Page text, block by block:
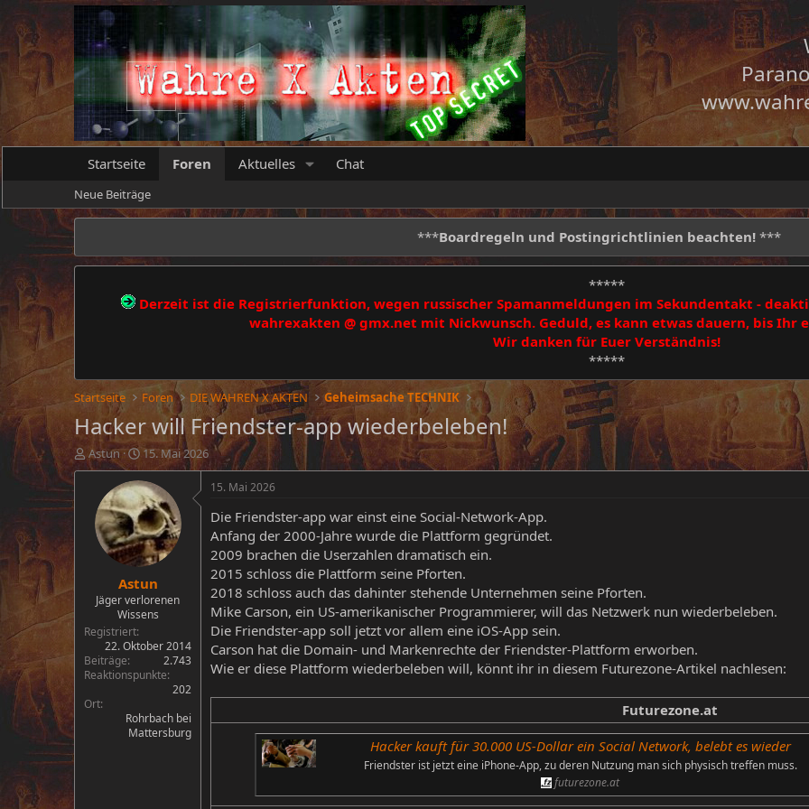
Startseite Foren Aktuelles Chat
Neue Beiträge
***Boardregeln und Postingrichtlinien beachten! ***
*****
Derzeit ist die Registrierfunktion, wegen russischer Spamanmeldungen im Sekundentakt -
wahrexakten @ gmx.net mit Nickwunsch. Geduld, es kann etwas dauern, bis Ihr
Wir danken für Euer Verständnis!
*****
Startseite Foren DIE WAHREN X AKTEN Geheimsache TECHNIK
Hacker will Friendster-app wiederbeleben!
E
r
Astun
E
r
s
t
e
l
l
t
a
m
15. Mai 2026
Astun
Jäger verlorenen
Wissens
Registriert
22. Oktober 2014
Beiträge
2.743
Reaktionspunkte
202
Ort
Rohrbach bei
Mattersburg
15. Mai 2026
Die Friendster-app war einst eine Social-Network-App.
Anfang der 2000-Jahre wurde die Plattform gegründet.
2009 brachen die Userzahlen dramatisch ein.
2015 schloss die Plattform seine Pforten.
2018 schloss auch das dahinter stehende Unternehmen seine Pforten.
Mike Carson, ein US-amerikanischer Programmierer, will das Netzwerk nun wiederbeleben.
Die Friendster-app soll jetzt vor allem eine iOS-App sein.
Carson hat die Domain- und Markenrechte der Friendster-Plattform erworben.
Wie er diese Plattform wiederbeleben will, könnt ihr in diesem Futurezone-Artikel nachlesen:
Futurezone.at
Hacker kauft für 30.000 US-Dollar ein Social Network, belebt es wieder
Friendster ist jetzt eine iPhone-App, zu deren Nutzung man sich physisch treffen muss.
futurezone.at